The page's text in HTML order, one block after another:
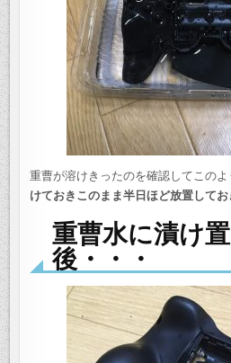
重曹が溶けきったのを確認してこのよ
けておきこのまま半日ほど放置してお
重曹水に漬け
後・・・